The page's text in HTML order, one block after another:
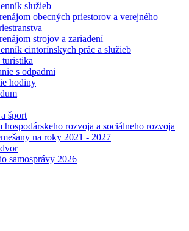
služieb
obecných priestorov a verejného
strojov a zariadení
cintorínskych prác a služieb
turistika
s odpadmi
hodiny
šport
hospodárskeho rozvoja a sociálneho rozvoja
na roky 2021 - 2027
samosprávy 2026